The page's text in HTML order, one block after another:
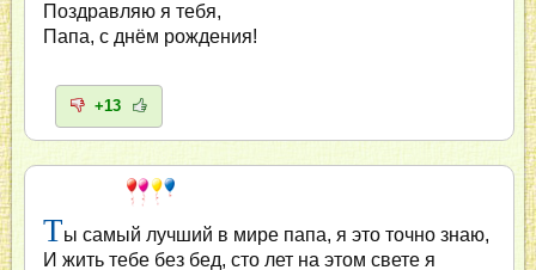
Поздравляю я тебя,
Папа, с днём рождения!
+13
Ты самый лучший в мире папа, я это точно знаю,
И жить тебе без бед, сто лет на этом свете я